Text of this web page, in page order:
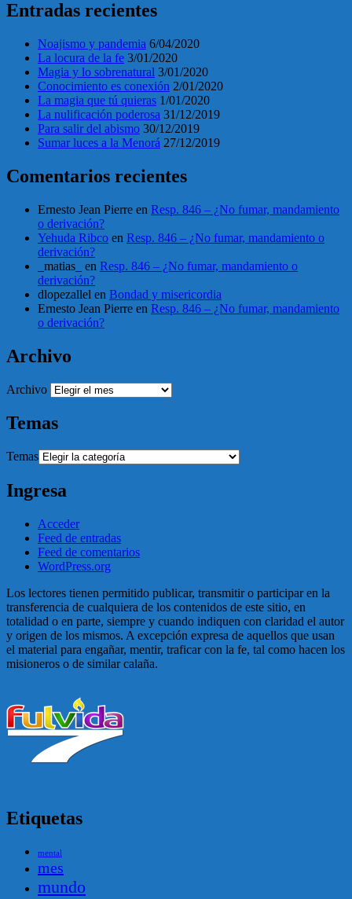
Entradas recientes
Noajismo y pandemia 6/04/2020
La locura de la fe 3/01/2020
Magia y lo sobrenatural 3/01/2020
Conocimiento es conexión 2/01/2020
La magia que tú quieras 1/01/2020
La nulificación poderosa 31/12/2019
Para salir del abismo 30/12/2019
Sumar luces a la Menorá 27/12/2019
Comentarios recientes
Ernesto Jean Pierre en Resp. 846 – ¿No fumar, mandamiento
o derivación?
Yehuda Ribco en Resp. 846 – ¿No fumar, mandamiento o
derivación?
_matias_
en Resp. 846 – ¿No fumar, mandamiento o
derivación?
dlopezallel en Bondad y misericordia
Ernesto Jean Pierre en Resp. 846 – ¿No fumar, mandamiento
o derivación?
Archivo
Archivo
Temas
Temas
Ingresa
Acceder
Feed de entradas
Feed de comentarios
WordPress.org
Los lectores tienen permitido publicar, transmitir o participar en la
transferencia de cualquiera de los contenidos de este sitio, en
totalidad o en parte, siempre y cuando indiquen con claridad el autor
y origen de los mismos. A excepción expresa de aquellos que usan
el material para engañar, mentir, traficar con la fe, tal como hacen los
misioneros o de similar calaña.
Etiquetas
mental
mes
mundo